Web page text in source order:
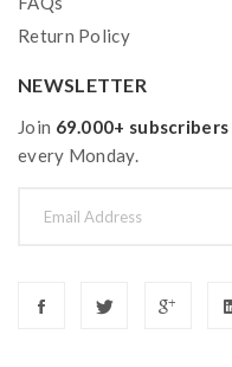
Return Policy
NEWSLETTER
Join 69.000+ subscribers
every Monday.